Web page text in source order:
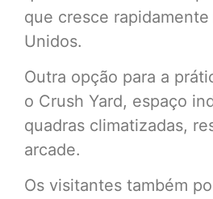
que cresce rapidamente
Unidos.
Outra opção para a
o Crush Yard, espaço
quadras climatizadas,
arcade.
Os visitantes também